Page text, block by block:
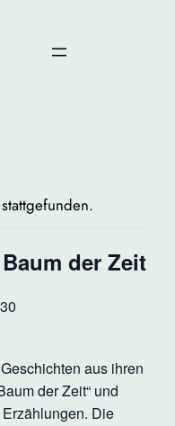
der Zeit
aus ihren
der Zeit“ und
Die